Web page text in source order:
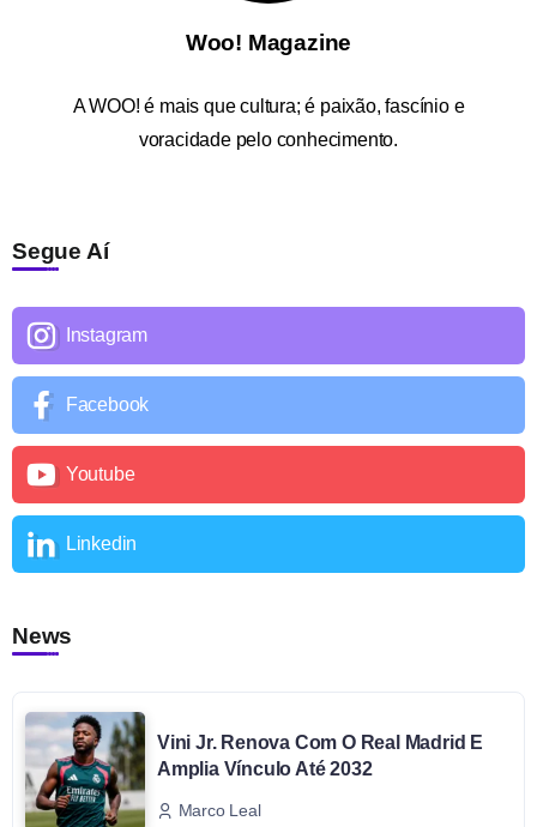
Woo! Magazine
AWOO! é mais que cultura; é paixão, fascínio e
voracidade pelo conhecimento.
Segue Aí
Instagram
Facebook
Youtube
Linkedin
News
Vini Jr. Renova Com O Real Madrid E
Amplia Vínculo Até 2032
Marco Leal